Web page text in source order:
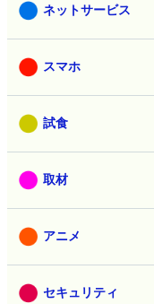
ネットサービス
スマホ
試食
取材
アニメ
セキュリティ